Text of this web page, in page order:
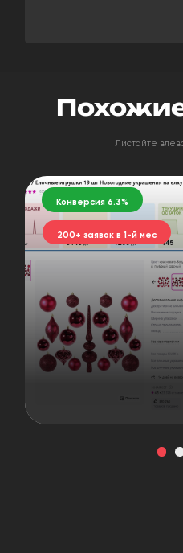
Листайте
Конверсия 6.3%
200+ заявок в 1-й мес